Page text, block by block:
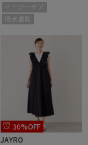
イージーケア
吸水速乾
30%OFF
JAYRO